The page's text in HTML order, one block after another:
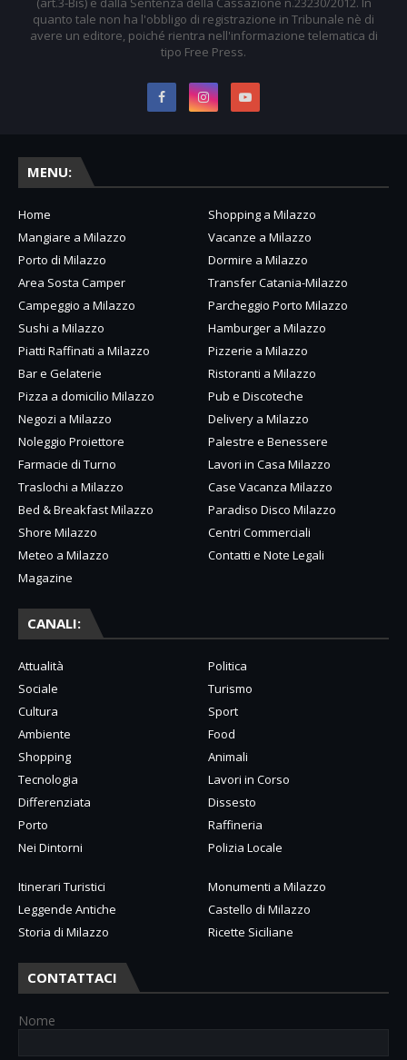
quanto tale non ha l'obbligo di registrazione in Tribunale nè di
avere un editore, poiché rientra nell'informazione telematica di
tipo Free Press.
MENU:
Home
Shopping a Milazzo
Mangiare a Milazzo
Vacanze a Milazzo
Porto di Milazzo
Dormire a Milazzo
Area Sosta Camper
Transfer Catania-Milazzo
Campeggio a Milazzo
Parcheggio Porto Milazzo
Sushi a Milazzo
Hamburger a Milazzo
Piatti Raffinati a Milazzo
Pizzerie a Milazzo
Bar e Gelaterie
Ristoranti a Milazzo
Pizza a domicilio Milazzo
Pub e Discoteche
Negozi a Milazzo
Delivery a Milazzo
Noleggio Proiettore
Palestre e Benessere
Farmacie di Turno
Lavori in Casa Milazzo
Traslochi a Milazzo
Case Vacanza Milazzo
Bed & Breakfast Milazzo
Paradiso Disco Milazzo
Shore Milazzo
Centri Commerciali
Meteo a Milazzo
Contatti e Note Legali
Magazine
CANALI:
Attualità
Politica
Sociale
Turismo
Cultura
Sport
Ambiente
Food
Shopping
Animali
Tecnologia
Lavori in Corso
Differenziata
Dissesto
Porto
Raffineria
Nei Dintorni
Polizia Locale
Itinerari Turistici
Monumenti a Milazzo
Leggende Antiche
Castello di Milazzo
Storia di Milazzo
Ricette Siciliane
CONTATTACI
Nome